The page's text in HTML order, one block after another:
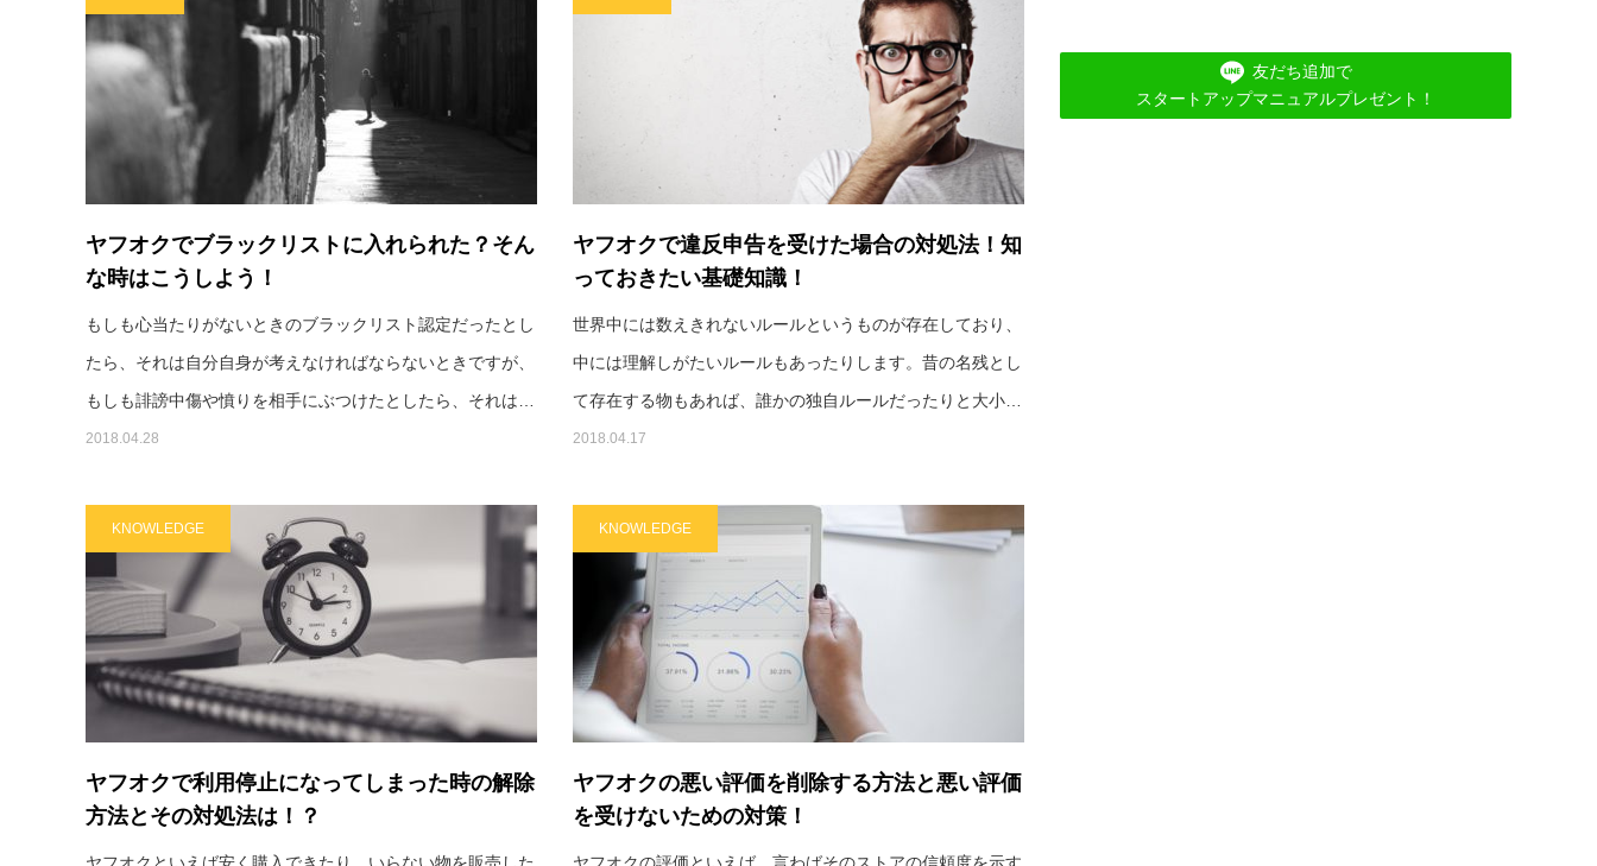
ヤフオクでブラックリストに入れられた？そん
な時はこうしよう！
もしも心当たりがないときのブラックリスト認定だったとし
たら、それは自分自身が考えなければならないときですが、
もしも誹謗中傷や憤りを相手にぶつけたとしたら、それは…
2018.04.28
ヤフオクで違反申告を受けた場合の対処法！知
っておきたい基礎知識！
世界中には数えきれないルールというものが存在しており、
中には理解しがたいルールもあったりします。昔の名残とし
て存在する物もあれば、誰かの独自ルールだったりと大小…
2018.04.17
KNOWLEDGE
ヤフオクで利用停止になってしまった時の解除
方法とその対処法は！？
KNOWLEDGE
ヤフオクの悪い評価を削除する方法と悪い評価
を受けないための対策！
友だち追加で
スタートアップマニュアルプレゼント！